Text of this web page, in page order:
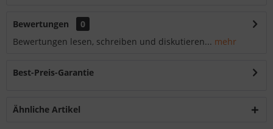
Bewertungen
0
Bewertungen lesen, schreiben und diskutieren... mehr
Best-Preis-Garantie
Ähnliche Artikel